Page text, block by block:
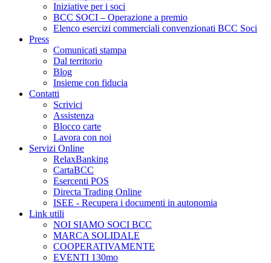
Iniziative per i soci
BCC SOCI – Operazione a premio
Elenco esercizi commerciali convenzionati BCC Soci
Press
Comunicati stampa
Dal territorio
Blog
Insieme con fiducia
Contatti
Scrivici
Assistenza
Blocco carte
Lavora con noi
Servizi Online
RelaxBanking
CartaBCC
Esercenti POS
Directa Trading Online
ISEE - Recupera i documenti in autonomia
Link utili
NOI SIAMO SOCI BCC
MARCA SOLIDALE
COOPERATIVAMENTE
EVENTI 130mo